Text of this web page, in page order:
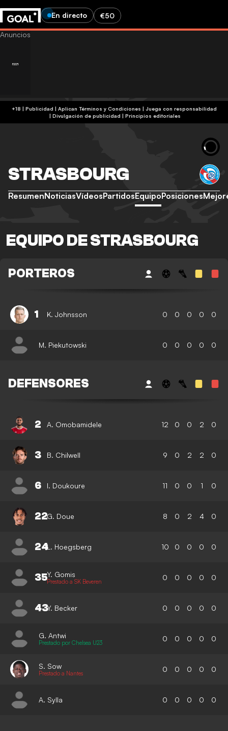
En directo €50
+18 | Publicidad | Aplican Términos y Condiciones | Juega con responsabilidad
| Divulgación de publicidad | Principios editoriales
STRASBOURG
ResumenNoticiasVídeosPartidosEquipoPosiciones
EQUIPO DE STRASBOURG
PORTEROS
1 K. Johnsson 0 0 0 0 0
M. Piekutowski 0 0 0 0 0
DEFENSORES
2 A. Omobamidele 12 0 0 2 0
3 B. Chilwell 9 0 2 2 0
6 I. Doukoure 11 0 0 1 0
22G. Doue 8 0 2 4 0
24L. Hoegsberg 10 0 0 0 0
35Y. Gomis
Prestado a SK Beveren 0 0 0 0 0
43Y. Becker 0 0 0 0 0
G. Antwi
Prestado por Chelsea U23 0 0 0 0 0
S. Sow
Prestado a Nantes 0 0 0 0 0
A. Sylla 0 0 0 0 0